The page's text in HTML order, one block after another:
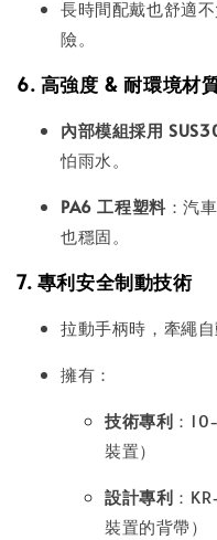
長時間配戴也舒適
險。
6. 高強度 & 耐環境材
內部模組採用
怕雨水。
PA6 工程塑料 ：汽
也穩固。
7. 專利安全制動技術
拉動手柄時，牽繩
擁有：
技術專利 ：
裝置）
設計專利 ：
裝置的背帶）